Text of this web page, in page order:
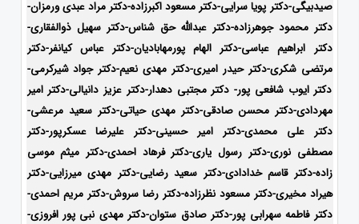
صیدبیگی-دکتر پویا سرایی-دکتر مسعود اکبرزاده-دکتر مراد عبدی ورمزان-
دکتر محمود جوهرزاده-دکتر عبدالله حق شناس-دکتر سهیل ذوالفقاری-
دکتر ابراهیم عباسی-دکتر الهام پورمهابادیان-دکتر عباس کیانفر-دکتر
مرتضی شکری-دکتر حیدر امیری-دکتر مهدی نعیم-دکتر جواد شیرکرمی-
دکتر ایوب شافعی پور- دکتر مجتبی دهدار-دکتر عزیز دانیالی-دکتر امیر
مهردادی-دکتر محسن صادقی-دکتر مهدی حیاتی-دکتر سعید مرعشی-
دکتر علی محمدی-دکتر امیر حسینی-دکتر علیرضا عسکرپور-دکتر
مصطفی نوری-دکتر رسول یاری-دکتر فرهاد احمدی-دکتر میثم موسی
زاده-دکتر قاسم خدادادی-دکتر سعید رضایی-دکتر مهدی میرزایی-دکتر
هیراد مخیری-دکتر مسعود نظرزاده-دکتر رضا سروش-دکتر مریم احمدی-
دکتر فاطمه سهرابی پور-دکتر صادق ستوان-دکتر مهدی نبی پور افروزی-